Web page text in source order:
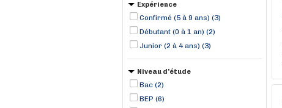
Expérience
Confirmé (5 à 9 ans) (3)
Débutant (0 à 1 an) (2)
Junior (2 à 4 ans) (3)
Niveau d'étude
Bac (2)
BEP (6)